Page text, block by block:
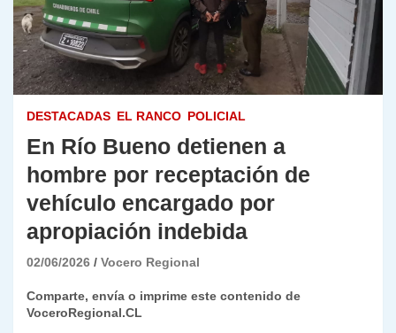
DESTACADAS EL RANCO POLICIAL
En Río Bueno detienen a
hombre por receptación de
vehículo encargado por
apropiación indebida
02/06/2026 Vocero Regional
Comparte, envía o imprime este contenido de
VoceroRegional.CL